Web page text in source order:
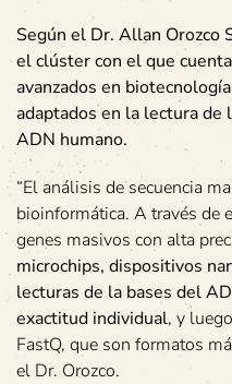
Según el Dr. Allan Orozco
el clúster con el que
avanzados en
adaptados en la lectura de
ADN humano.
“El análisis de secuencia
bioinformática. A través de
genes masivos con alta
microchips, dispositivos
lecturas de la bases del
exactitud individual, y
FastQ, que son formatos
el Dr. Orozco.